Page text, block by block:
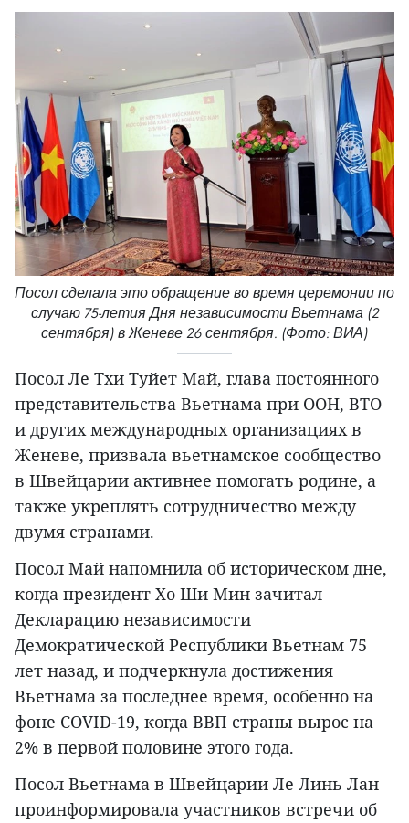
Посол сделала это обращение во время церемонии по
случаю 75-летия Дня независимости Вьетнама (2
сентября) в Женеве 26 сентября. (Фото: ВИА)
Посол Ле Тхи Туйет Май, глава постоянного
представительства Вьетнама при ООН, ВТО
и других международных организациях в
Женеве, призвала вьетнамское сообщество
в Швейцарии активнее помогать родине, а
также укреплять сотрудничество между
двумя странами.
Посол Май напомнила об историческом дне,
когда президент Хо Ши Мин зачитал
Декларацию независимости
Демократической Республики Вьетнам 75
лет назад, и подчеркнула достижения
Вьетнама за последнее время, особенно на
фоне COVID-19, когда ВВП страны вырос на
2% в первой половине этого года.
Посол Вьетнама в Швейцарии Ле Линь Лан
проинформировала участников встречи об